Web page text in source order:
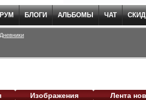
БЛОГИ АЛЬБОМЫ ЧАТ
Дневники
Изображения Лента